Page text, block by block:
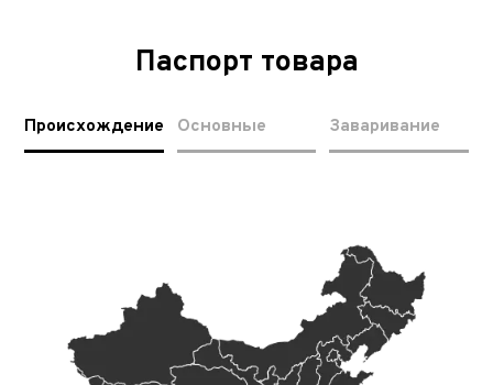
Паспорт товара
Происхождение Основные Заваривание